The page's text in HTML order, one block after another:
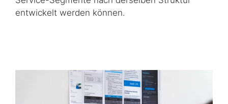
entwickelt werden können.